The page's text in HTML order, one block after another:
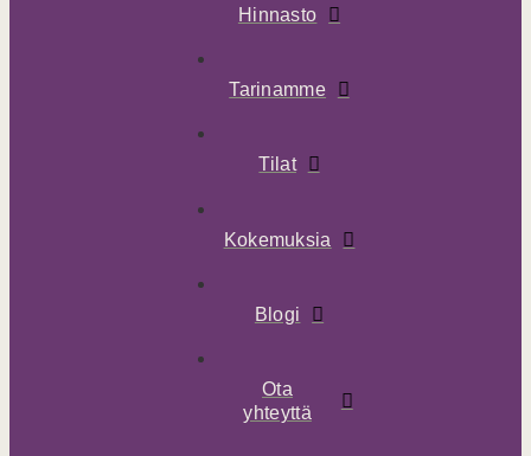
Hinnasto
Tarinamme
Tilat
Kokemuksia
Blogi
Ota
yhteyttä